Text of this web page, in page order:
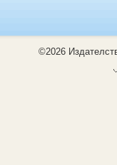
©2026